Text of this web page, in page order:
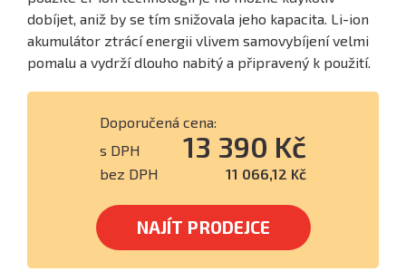
dobíjet, aniž by se tím snižovala jeho kapacita. Li-ion
akumulátor ztrácí energii vlivem samovybíjení velmi
pomalu a vydrží dlouho nabitý a připravený k použití.
Doporučená cena:
s DPH
13 390 Kč
bez DPH 11 066,12 Kč
NAJÍT PRODEJCE